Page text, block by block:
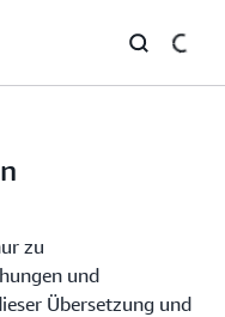
zu
und
Übersetzung und